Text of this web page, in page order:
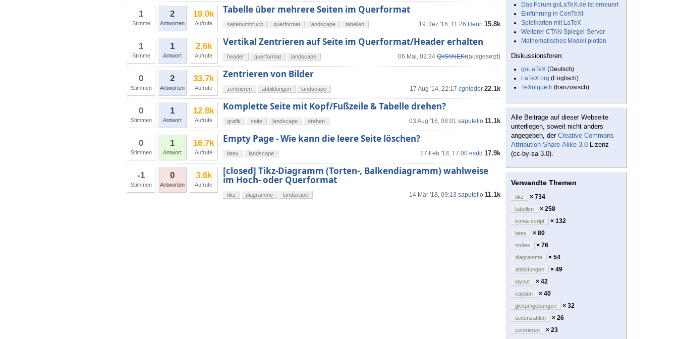
1
Stimme
2
Antworten
19.0k
Aufrufe
Tabelle über mehrere Seiten im Querformat
19 Dez '16, 11:26 Henri 15.8k
seitenumbruch querformat landscape tabellen
1
Stimme
1
Antwort
2.6k
Aufrufe
Vertikal Zentrieren auf Seite im Querformat/Header erhalten
06 Mai, 02:34 QkShNEKr(ausgesetzt)
header querformat landscape
0
Stimmen
2
Antworten
33.7k
Aufrufe
Zentrieren von Bilder
17 Aug '14, 22:17 cgnieder 22.1k
zentrieren abbildungen landscape
0
Stimmen
1
Antwort
12.8k
Aufrufe
Komplette Seite mit Kopf/Fußzeile & Tabelle drehen?
03 Aug '16, 08:01 saputello 11.1k
grafik seite landscape drehen
0
Stimmen
1
Antwort
16.7k
Aufrufe
Empty Page - Wie kann die leere Seite löschen?
27 Feb '18, 17:00 esdd 17.9k
latex landscape
-1
Stimmen
0
Antworten
3.6k
Aufrufe
[closed] Tikz-Diagramm (Torten-, Balkendiagramm) wahlweise
im Hoch- oder Querformat
14 Mär '18, 09:13 saputello 11.1k
tikz diagramme landscape
Das Forum goLaTeX.de ist erneuert
Einführung in ConTeXt
Spielkarten mit LaTeX
Weiterer CTAN Spiegel-Server
Mathematisches Modell plotten
Diskussionsforen:
goLaTeX (Deutsch)
LaTeX.org (Englisch)
TeXnique.fr (französisch)
Alle Beiträge auf dieser Webseite
unterliegen, soweit nicht anders
angegeben, der Creative Commons
Attribution Share-Alike 3.0 Lizenz
(cc-by-sa 3.0).
Verwandte Themen
tikz × 734
tabellen × 258
koma-script × 132
latex × 80
nodes × 76
diagramme × 54
abbildungen × 49
layout × 42
caption × 40
gleitumgebungen × 32
seitenzahlen × 26
zentrieren
× 23